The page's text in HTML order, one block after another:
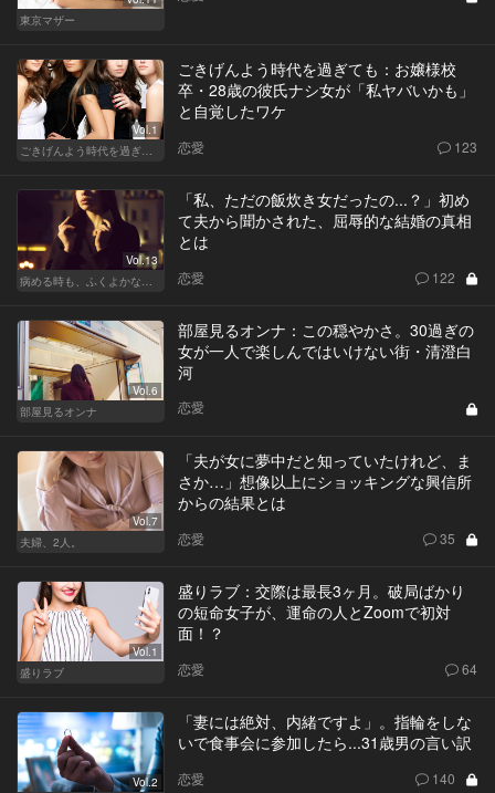
東京マザー
Vol.1
ごきげんよう時代を過ぎても
ごきげんよう時代を過ぎても：お嬢様校
卒・28歳の彼氏ナシ女が「私ヤバいかも」
と自覚したワケ
恋愛 123
Vol.13
病める時も、ふくよかなる時も
「私、ただの飯炊き女だったの...？」初め
て夫から聞かされた、屈辱的な結婚の真相
とは
恋愛 122
Vol.6
部屋見るオンナ
部屋見るオンナ：この穏やかさ。30過ぎの
女が一人で楽しんではいけない街・清澄白
河
恋愛
Vol.7
夫婦、2人。
「夫が女に夢中だと知っていたけれど、ま
さか…」想像以上にショッキングな興信所
からの結果とは
恋愛 35
Vol.1
盛りラブ
盛りラブ：交際は最長3ヶ月。破局ばかり
の短命女子が、運命の人とZoomで初対
面！？
恋愛 64
Vol.2
「妻には絶対、内緒ですよ」。指輪をしな
いで食事会に参加したら...31歳男の言い訳
恋愛 140